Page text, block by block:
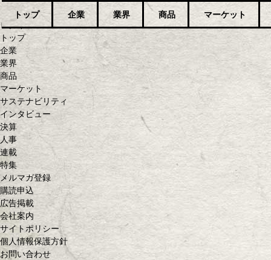
ログイン
トップ
企業
業界
商品
マーケット
サステナビリティ
インタビュー
決算
人事
連載
特集
メルマガ登録
購読申込
広告掲載
会社案内
サイトポリシー
個人情報保護方針
お問い合わせ
トップ 企業 業界 商品 マーケット